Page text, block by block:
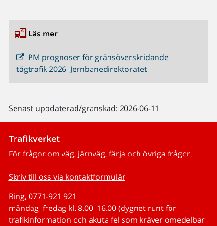
Läs mer
PM prognoser för gränsöverskridande
tågtrafik 2026–Jernbanedirektoratet
Senast uppdaterad/granskad: 2026-06-11
Trafikverket
För frågor om väg, järnväg, färja och övriga frågor.
Skriv till oss via kontaktformulär
Ring, 0771-921 921
måndag–fredag kl. 8.00–16.00 (dygnet runt för
trafikinformation och akuta fel som kräver omedelbar